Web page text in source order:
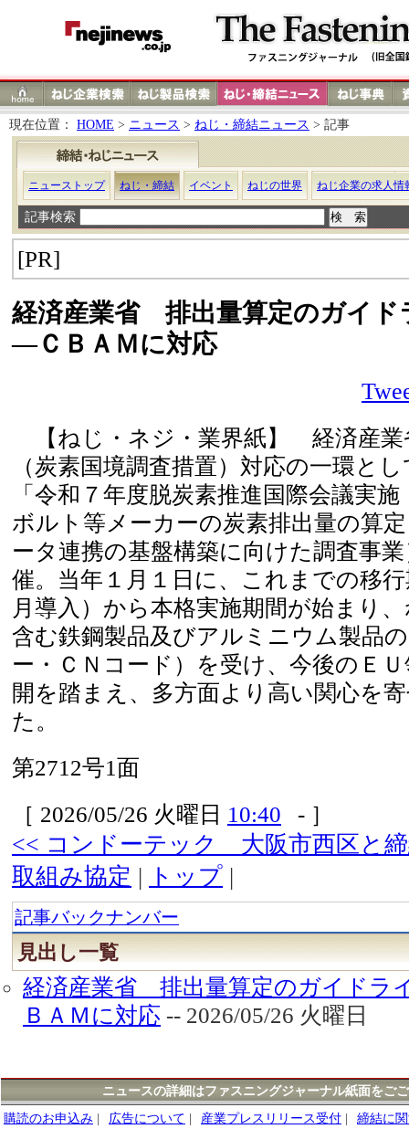
現在位置： HOME > ニュース > ねじ・締結ニュース > 記事
ニューストップ ねじ・締結 イベント ねじの世界 ねじ企業の求人情
記事検索
[PR]
経済産業省 排出量算定のガイド
―ＣＢＡＭに対応
【ねじ・ネジ・業界紙】 経済産業
（炭素国境調査措置）対応の一環と
「令和７年度脱炭素推進国際会議実
ボルト等メーカーの炭素排出量の算
ータ連携の基盤構築に向けた調査事
催。当年１月１日に、これまでの移
月導入）から本格実施期間が始まり
含む鉄鋼製品及びアルミニウム製品
ー・ＣＮコード）を受け、今後のＥ
開を踏まえ、多方面より高い関心を
た。
第2712号1面
［ 2026/05/26 火曜日 10:40 - ］
<< コンドーテック 大阪市西区と
取組み協定 | トップ |
記事バックナンバー
見出し一覧
経済産業省 排出量算定のガイドラ
ＢＡＭに対応 -- 2026/05/26 火曜日
ニュースの詳細はファスニングジャーナル紙面をご
購読のお申込み | 広告について | 産業プレスリリース受付 |
締結に